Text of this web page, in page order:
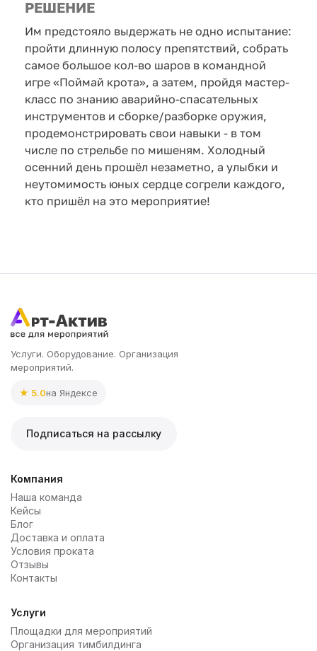
РЕШЕНИЕ
Им предстояло выдержать не одно испытание:
пройти длинную полосу препятствий, собрать
самое большое кол-во шаров в командной
игре «Поймай крота», а затем, пройдя мастер-
класс по знанию аварийно-спасательных
инструментов и сборке/разборке оружия,
продемонстрировать свои навыки - в том
числе по стрельбе по мишеням. Холодный
осенний день прошёл незаметно, а улыбки и
неутомимость юных сердце согрели каждого,
кто пришёл на это мероприятие!
Услуги. Оборудование. Организация
мероприятий.
★ 5.0на Яндексе
Подписаться на рассылку
Компания
Наша команда
Кейсы
Блог
Доставка и оплата
Условия проката
Отзывы
Контакты
Услуги
Площадки для мероприятий
Организация тимбилдинга